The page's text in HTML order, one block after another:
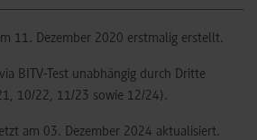
11. Dezember 2020 erstmalig erstellt.
BITV-Test unabhängig durch Dritte
10/22, 11/23 sowie 12/24).
am 03. Dezember 2024 aktualisiert.